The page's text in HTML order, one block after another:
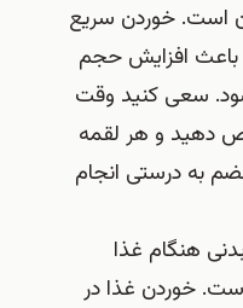
است. خوردن سریع
باعث افزایش حجم
سعی کنید وقت
دهید و هر لقمه
به درستی انجام
هنگام غذا
خوردن غذا در